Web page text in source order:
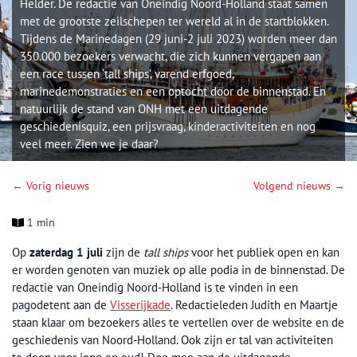
Helder. De redactie van Oneindig Noord-Holland staat samen
met de grootste zeilschepen ter wereld al in de startblokken.
Tijdens de Marinedagen (29 juni-2 juli 2023) worden meer dan
350.000 bezoekers verwacht, die zich kunnen vergapen aan
een race tussen ‘tall ships’, varend erfgoed,
marinedemonstraties en een optocht door de binnenstad. En
natuurlijk de stand van ONH met een uitdagende
geschiedenisquiz, een prijsvraag, kinderactiviteiten en nog
veel meer. Zien we je daar?
← Vorig nieuws Volgend nieuws →
1 min
Op zaterdag 1 juli zijn de tall shipsvoor het publiek open en kan
er worden genoten van muziek op alle podia in de binnenstad. De
redactie van Oneindig Noord-Holland is te vinden in een
pagodetent aan de Visserijkade. Redactieleden Judith en Maartje
staan klaar om bezoekers alles te vertellen over de website en de
geschiedenis van Noord-Holland. Ook zijn er tal van activiteiten